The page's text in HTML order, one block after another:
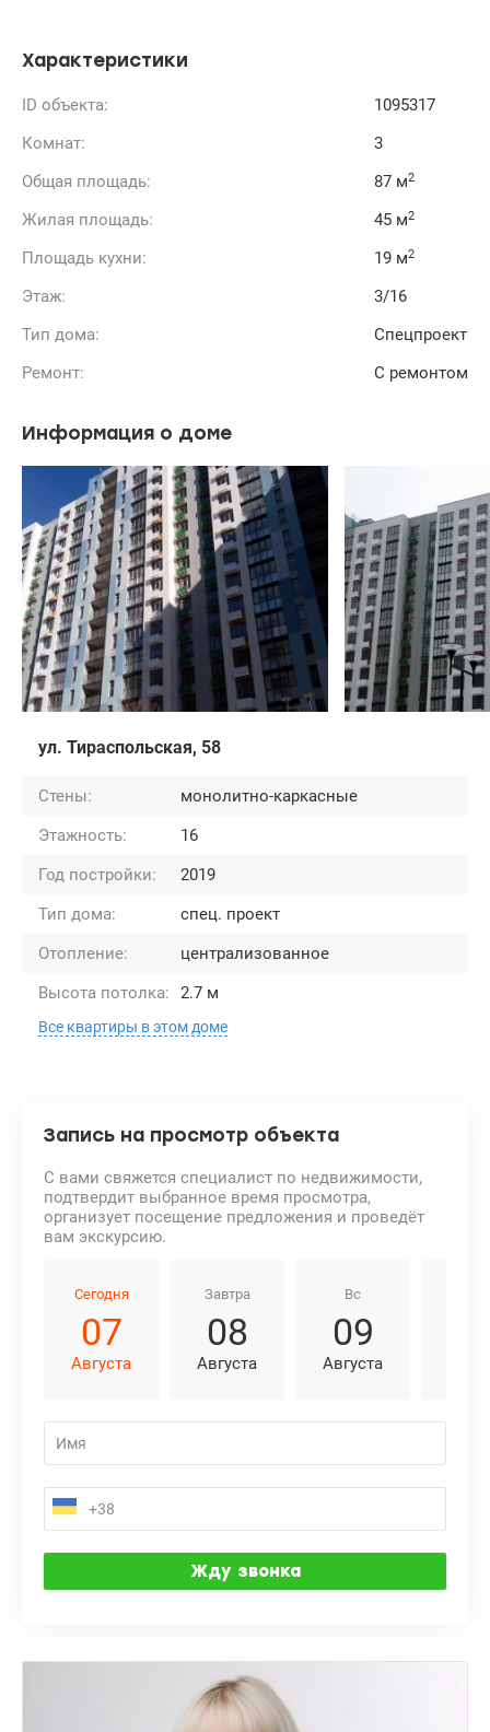
Характеристики
ID объекта:
1095317
Комнат:
3
Общая площадь:
87 м2
Жилая площадь: 45 м2
Площадь кухни: 19 м2
Этаж:
3/16
Тип дома:
Спецпроект
Ремонт:
С ремонтом
Информация о доме
ул. Тираспольская, 58
Стены:
монолитно-каркасные
Этажность:
16
Год постройки:
2019
Тип дома:
спец. проект
Отопление:
централизованное
Высота потолка:
2.7 м
Все квартиры в этом доме
Запись на просмотр объекта
С вами свяжется специалист по недвижимости,
подтвердит выбранное время просмотра,
организует посещение предложения и проведёт
вам экскурсию.
Сегодня
07
Августа
Завтра
08
Августа
Вс
09
Августа